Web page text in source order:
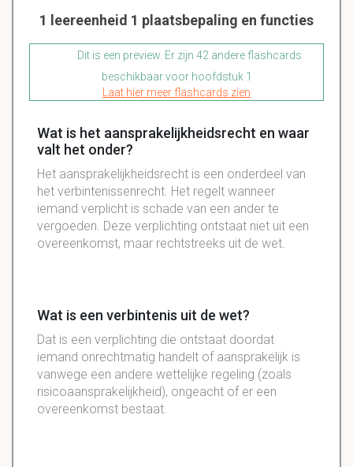
1 leereenheid 1 plaatsbepaling en functies
Dit is een preview. Er zijn 42 andere flashcards
beschikbaar voor hoofdstuk 1
Laat hier meer flashcards zien
Wat is het aansprakelijkheidsrecht en waar
valt het onder?
Het aansprakelijkheidsrecht is een onderdeel van
het verbintenissenrecht. Het regelt wanneer
iemand verplicht is schade van een ander te
vergoeden. Deze verplichting ontstaat niet uit een
overeenkomst, maar rechtstreeks uit de wet.
Wat is een verbintenis uit de wet?
Dat is een verplichting die ontstaat doordat
iemand onrechtmatig handelt of aansprakelijk is
vanwege een andere wettelijke regeling (zoals
risicoaansprakelijkheid), ongeacht of er een
overeenkomst bestaat.